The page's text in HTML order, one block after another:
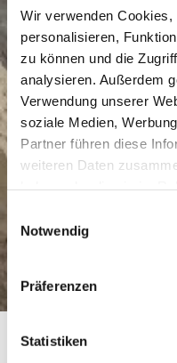
Wir verwenden
personalisieren,
zu können und die
analysieren. Außerdem
Verwendung unserer
soziale Medien,
Partner führen diese
weiteren Daten
Notwendig
Präferenzen
Statistiken